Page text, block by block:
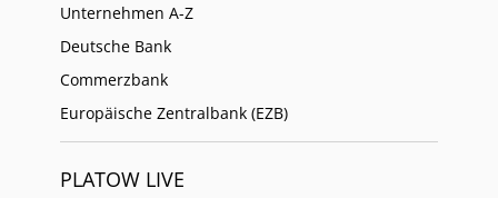
Unternehmen A-Z
Deutsche Bank
Commerzbank
Europäische Zentralbank (EZB)
PLATOW LIVE